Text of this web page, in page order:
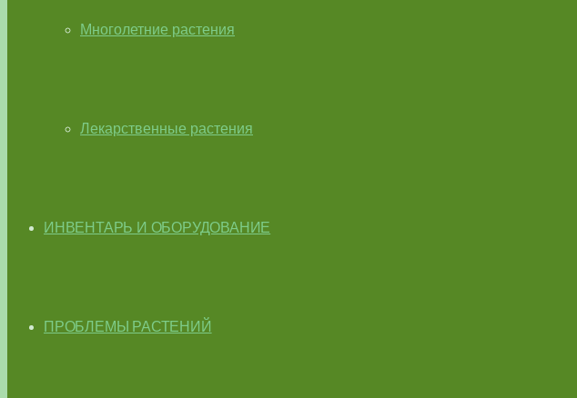
Многолетние растения
Лекарственные растения
ИНВЕНТАРЬ И ОБОРУДОВАНИЕ
ПРОБЛЕМЫ РАСТЕНИЙ